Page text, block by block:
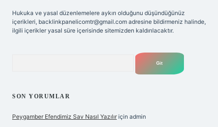
Hukuka ve yasal düzenlemelere aykırı olduğunu düşündüğünüz
içerikleri, backlinkpanelicomtr@gmail.com adresine bildirmeniz halinde,
ilgili içerikler yasal süre içerisinde sitemizden kaldırılacaktır.
SON YORUMLAR
Peygamber Efendimiz Sav Nasıl Yazılır için admin